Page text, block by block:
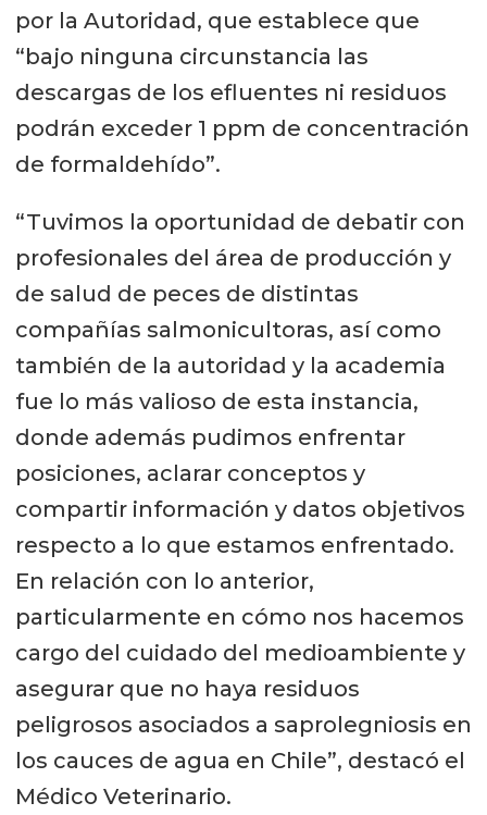
por la Autoridad, que establece que
“bajo ninguna circunstancia las
descargas de los efluentes ni residuos
podrán exceder 1 ppm de concentración
de formaldehído”.
“Tuvimos la oportunidad de debatir con
profesionales del área de producción y
de salud de peces de distintas
compañías salmonicultoras, así como
también de la autoridad y la academia
fue lo más valioso de esta instancia,
donde además pudimos enfrentar
posiciones, aclarar conceptos y
compartir información y datos objetivos
respecto a lo que estamos enfrentado.
En relación con lo anterior,
particularmente en cómo nos hacemos
cargo del cuidado del medioambiente y
asegurar que no haya residuos
peligrosos asociados a saprolegniosis en
los cauces de agua en Chile”, destacó el
Médico Veterinario.